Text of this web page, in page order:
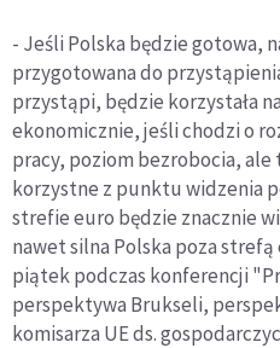
- Jeśli Polska będzie gotowa,
przygotowana do
przystąpi, będzie korzystała
ekonomicznie, jeśli chodzi o
pracy, poziom bezrobocia, ale
korzystne z punktu widzenia
strefie euro będzie znacznie
nawet silna Polska poza
piątek podczas konferencji
perspektywa Brukseli,
komisarza UE ds.